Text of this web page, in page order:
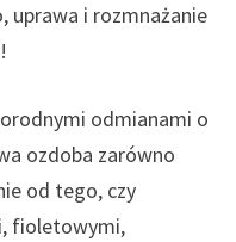
uprawa i rozmnażanie
odmianami o
ozdoba zarówno
od tego, czy
fioletowymi,